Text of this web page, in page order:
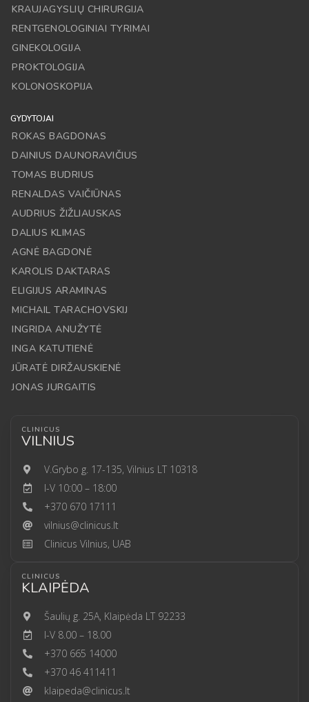
KRAUJAGYSLIŲ CHIRURGIJA
RENTGENOLOGINIAI TYRIMAI
GINEKOLOGIJA
PROKTOLOGIJA
KOLONOSKOPIJA
GYDYTOJAI
ROKAS BAGDONAS
DAINIUS DAUNORAVIČIUS
TOMAS BUDRIUS
RENALDAS VAIČIŪNAS
AUDRIUS ŽIŽLIAUSKAS
DALIUS KLIMAS
AGNĖ BAGDONĖ
KAROLIS DAKTARAS
ELIGIJUS ARAMINAS
MICHAIL TARACHOVSKIJ
INGRIDA ANUŽYTĖ
INGA KATUTIENĖ
JŪRATĖ DIRŽAUSKIENĖ
JONAS JURGAITIS
CLINICUS
VILNIUS
V.Grybo g. 17-135, Vilnius LT 10318
I-V 10:00 – 18:00
+370 670 17111
vilnius@clinicus.lt
Clinicus Vilnius, UAB
CLINICUS
KLAIPĖDA
Šaulių g. 25A, Klaipėda LT 92233
I-V 8.00 – 18.00
+370 665 14000
+370 46 411411
klaipeda@clinicus.lt